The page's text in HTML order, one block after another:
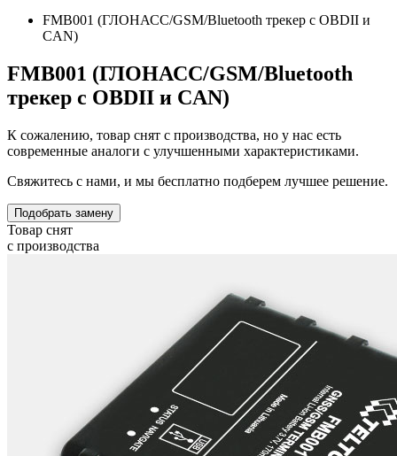
FMB001 (ГЛОНАСС/GSM/Bluetooth трекер с OBDII и
CAN)
FMB001 (ГЛОНАСС/GSM/Bluetooth
трекер с OBDII и CAN)
К сожалению, товар снят с производства, но у нас есть
современные аналоги с улучшенными характеристиками.
Свяжитесь с нами, и мы бесплатно подберем лучшее решение.
Подобрать замену
Товар снят
с производства